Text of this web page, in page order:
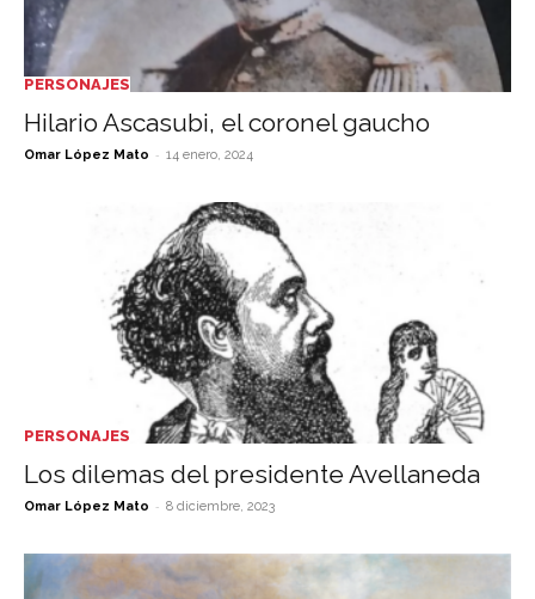
PERSONAJES
Hilario Ascasubi, el coronel gaucho
Omar López Mato - 14 enero, 2024
PERSONAJES
Los dilemas del presidente Avellaneda
Omar López Mato - 8 diciembre, 2023